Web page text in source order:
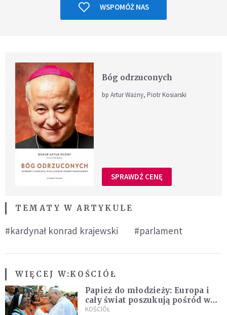
WSPOMÓŻ NAS
Bóg odrzuconych
bp Artur Ważny, Piotr Kosiarski
SPRAWDŹ CENĘ
TEMATY W ARTYKULE
#kardynał konrad krajewski #parlament
WIĘCEJ W:KOŚCIÓŁ
Papież do młodzieży: Europa i
cały świat poszukują pośród was
nowych świętych
KOŚCIÓŁ